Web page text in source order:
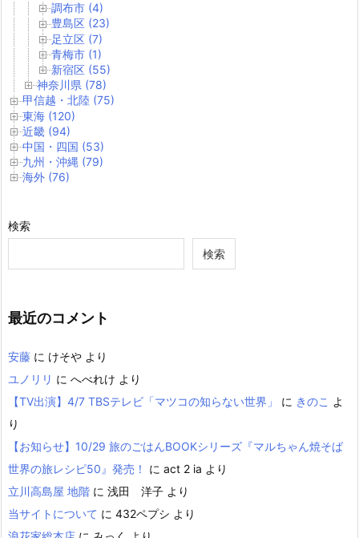
調布市 (4)
豊島区 (23)
足立区 (7)
青梅市 (1)
新宿区 (55)
神奈川県 (78)
甲信越・北陸 (75)
東海 (120)
近畿 (94)
中国・四国 (53)
九州・沖縄 (79)
海外 (76)
検索
検索
最近のコメント
安藤 に けそや より
ユノリリ に へべれけ より
【TV出演】4/7 TBSテレビ「マツコの知らない世界」
に きのこ よ
り
【お知らせ】10/29 旅のごはんBOOKシリーズ『マルちゃん焼そば
世界の旅レシピ50』発売！
に act 2 ia より
立川高島屋 地階 に 浅田 洋子 より
当サイトについて に 432ペプシ より